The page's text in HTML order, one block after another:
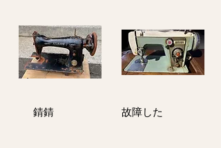
​錆錆 故障した